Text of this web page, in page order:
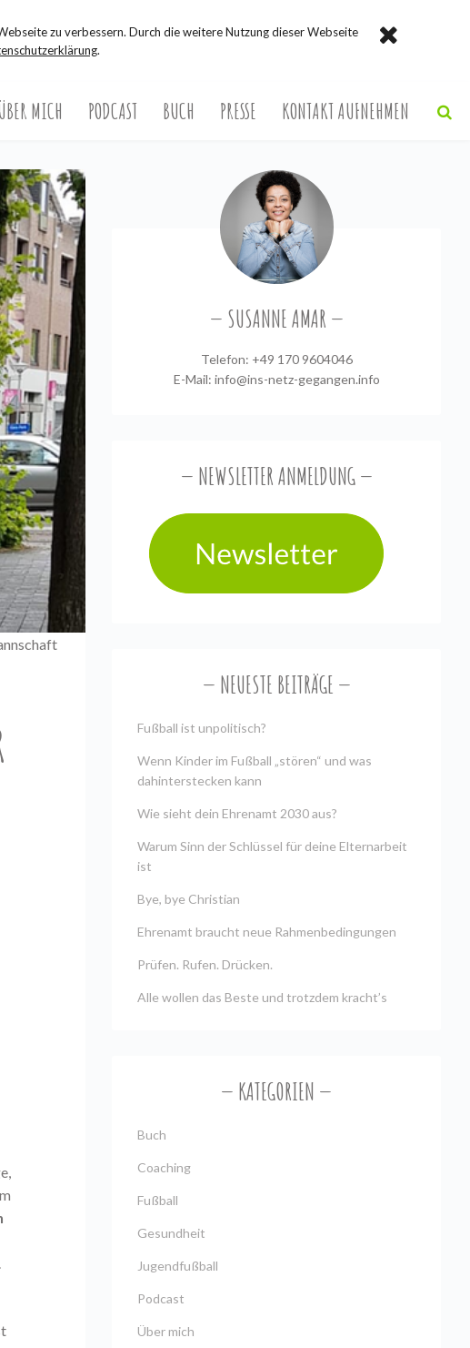
MICH PODCAST BUCH PRESSE KONTAKT AUFNEHMEN
SUSANNE AMAR
Telefon: +49 170 9604046
E-Mail: info@ins-netz-gegangen.info
NEWSLETTER ANMELDUNG
NEUESTE BEITRÄGE
Fußball ist unpolitisch?
Wenn Kinder im Fußball „stören“ und was
dahinterstecken kann
Wie sieht dein Ehrenamt 2030 aus?
Warum Sinn der Schlüssel für deine Elternarbeit
ist
Bye, bye Christian
Ehrenamt braucht neue Rahmenbedingungen
Prüfen. Rufen. Drücken.
Alle wollen das Beste und trotzdem kracht’s
KATEGORIEN
Buch
Coaching
Fußball
Gesundheit
Jugendfußball
Podcast
Über mich
zu verbessern. Durch die weitere Nutzung dieser Webseite
.